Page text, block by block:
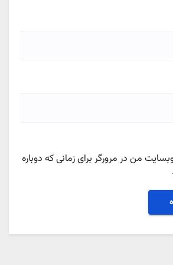
من در مرورگر برای زمانی که دوباره